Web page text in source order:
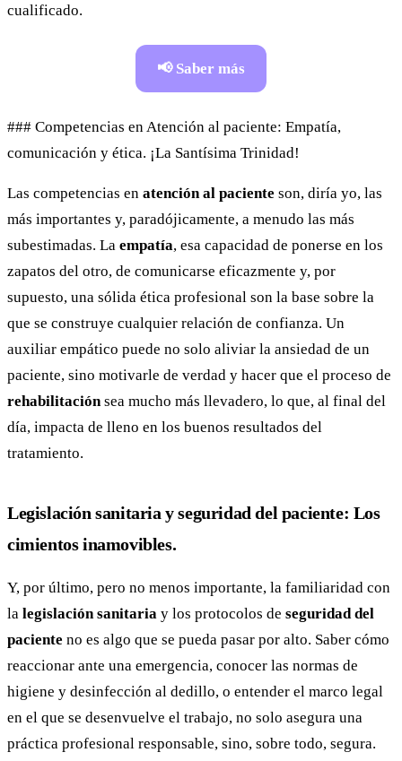
cualificado.
📢 Saber más
### Competencias en Atención al paciente: Empatía,
comunicación y ética. ¡La Santísima Trinidad!
Las competencias en atención al paciente son, diría yo, las
más importantes y, paradójicamente, a menudo las más
subestimadas. La empatía, esa capacidad de ponerse en los
zapatos del otro, de comunicarse eficazmente y, por
supuesto, una sólida ética profesional son la base sobre la
que se construye cualquier relación de confianza. Un
auxiliar empático puede no solo aliviar la ansiedad de un
paciente, sino motivarle de verdad y hacer que el proceso de
rehabilitaciónsea mucho más llevadero, lo que, al final del
día, impacta de lleno en los buenos resultados del
tratamiento.
Legislación sanitaria y seguridad del paciente: Los
cimientos inamovibles.
Y, por último, pero no menos importante, la familiaridad con
la legislación sanitaria y los protocolos de seguridad del
paciente no es algo que se pueda pasar por alto. Saber cómo
reaccionar ante una emergencia, conocer las normas de
higiene y desinfección al dedillo, o entender el marco legal
en el que se desenvuelve el trabajo, no solo asegura una
práctica profesional responsable, sino, sobre todo, segura.